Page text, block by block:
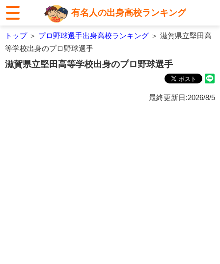
有名人の出身高校ランキング
トップ＞ プロ野球選手出身高校ランキング ＞ 滋賀県立堅田高
等学校出身のプロ野球選手
滋賀県立堅田高等学校出身のプロ野球選手
最終更新日:2026/8/5